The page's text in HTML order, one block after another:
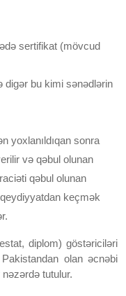
sertifikat (mövcud
digər bu kimi sənədlərin
yoxlanıldıqan sonra
və qəbul olunan
qəbul olunan
keçmək
diplom) göstəriciləri
olan əcnəbi
tutulur.